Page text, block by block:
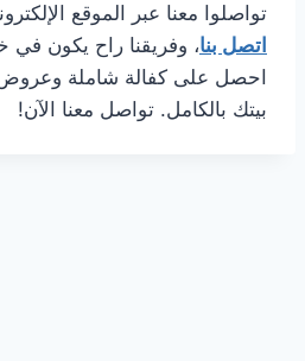
تواصلوا معنا عبر الموقع
اتصل بنا، وفريقنا راح يكون
احصل على كفالة شاملة وعروض
بيتك بالكامل. تواصل معنا الآن!